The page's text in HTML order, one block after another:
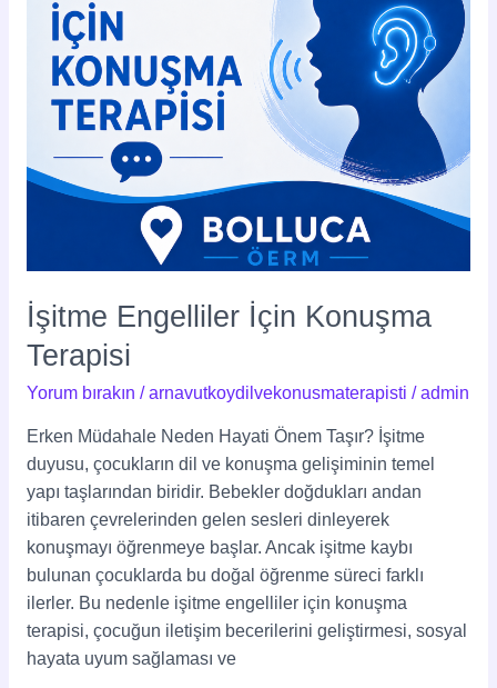
İşitme Engelliler İçin Konuşma
Terapisi
Yorum bırakın /arnavutkoydilvekonusmaterapisti /admin
Erken Müdahale Neden Hayati Önem Taşır? İşitme
duyusu, çocukların dil ve konuşma gelişiminin temel
yapı taşlarından biridir. Bebekler doğdukları andan
itibaren çevrelerinden gelen sesleri dinleyerek
konuşmayı öğrenmeye başlar. Ancak işitme kaybı
bulunan çocuklarda bu doğal öğrenme süreci farklı
ilerler. Bu nedenle işitme engelliler için konuşma
terapisi, çocuğun iletişim becerilerini geliştirmesi, sosyal
hayata uyum sağlaması ve